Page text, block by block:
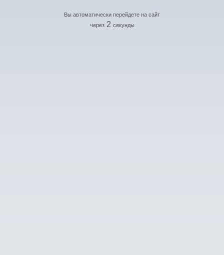
Вы автоматически перейдете на сайт
через 2 секунды